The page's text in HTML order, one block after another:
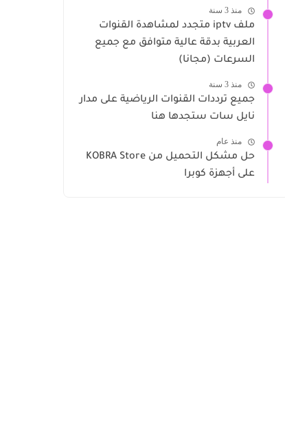
منذ 3 سنة
ملف iptv متجدد لمشاهدة القنوات
العربية بدقة عالية متوافق مع جميع
السرعات (مجانا)
منذ 3 سنة
جميع ترددات القنوات الرياضية على مدار
نايل سات ستجدها هنا
منذ عام
حل مشكل التحميل من KOBRA Store
على أجهزة كوبرا